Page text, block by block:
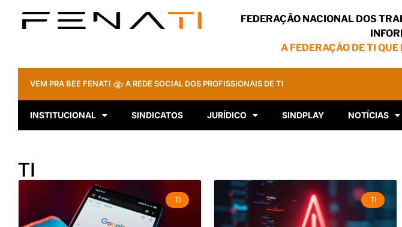
FEDERAÇÃO NACIONAL DOS
A FEDERAÇÃO DE TI
VEM PRA BEE FENATI A REDE SOCIAL DOS PROFISSIONAIS DE TI
INSTITUCIONAL SINDICATOS JURÍDICO SINDPLAY NOTÍCIAS
TI
TI TI